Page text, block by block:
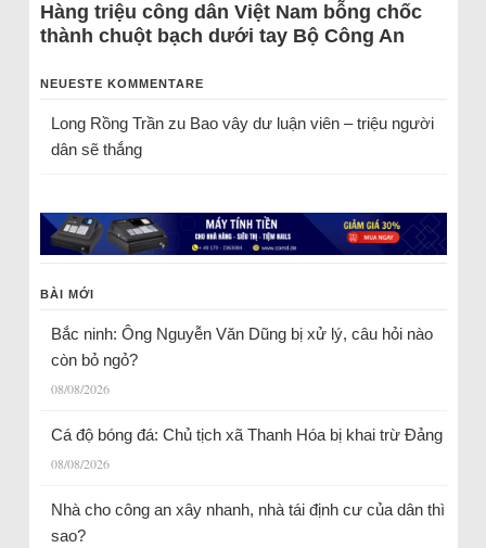
Hàng triệu công dân Việt Nam bỗng chốc
thành chuột bạch dưới tay Bộ Công An
NEUESTE KOMMENTARE
Long Rồng Trầnzu Bao vây dư luận viên – triệu người
dân sẽ thắng
BÀI MỚI
Bắc ninh: Ông Nguyễn Văn Dũng bị xử lý, câu hỏi nào
còn bỏ ngỏ?
08/08/2026
Cá độ bóng đá: Chủ tịch xã Thanh Hóa bị khai trừ Đảng
08/08/2026
Nhà cho công an xây nhanh, nhà tái định cư của dân thì
sao?